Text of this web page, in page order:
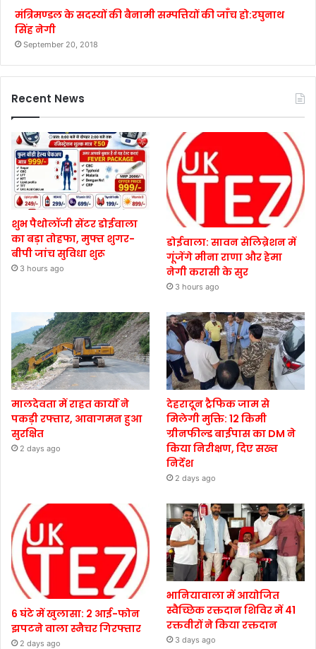
मंत्रिमण्डल के सदस्यों की बैनामी सम्पत्तियों की जाँच हो:रघुनाथ
सिंह नेगी
September 20, 2018
Recent News
शुभ पैथोलॉजी सेंटर डोईवाला
का बड़ा तोहफा, मुफ्त शुगर-
बीपी जांच सुविधा शुरू
3 hours ago
डोईवाला: सावन सेलिब्रेशन में
गूंजेंगे मीना राणा और हेमा
नेगी करासी के सुर
3 hours ago
मालदेवता में राहत कार्यों ने
पकड़ी रफ्तार, आवागमन हुआ
सुरक्षित
2 days ago
देहरादून ट्रैफिक जाम से
मिलेगी मुक्ति: 12 किमी
ग्रीनफील्ड बाईपास का DM ने
किया निरीक्षण, दिए सख्त
निर्देश
2 days ago
6 घंटे में खुलासा: 2 आई-फोन
झपटने वाला स्नैचर गिरफ्तार
2 days ago
भानियावाला में आयोजित
स्वैच्छिक रक्तदान शिविर में 41
रक्तवीरों ने किया रक्तदान
3 days ago